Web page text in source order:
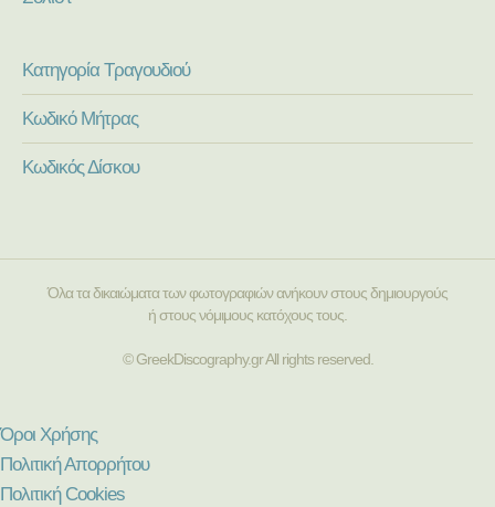
Κατηγορία Τραγουδιού
Κωδικό Μήτρας
Κωδικός Δίσκου
Όλα τα δικαιώματα των φωτογραφιών ανήκουν στους δημιουργούς
ή στους νόμιμους κατόχους τους.
© GreekDiscography.gr All rights reserved.
Όροι Χρήσης
Πολιτική Απορρήτου
Πολιτική Cookies